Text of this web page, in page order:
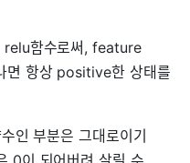
relu함수로써, feature
면 항상 positive한 상태를
인 부분은 그대로이기